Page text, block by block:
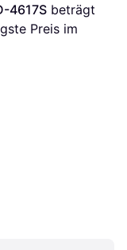
4617S beträgt
Preis im